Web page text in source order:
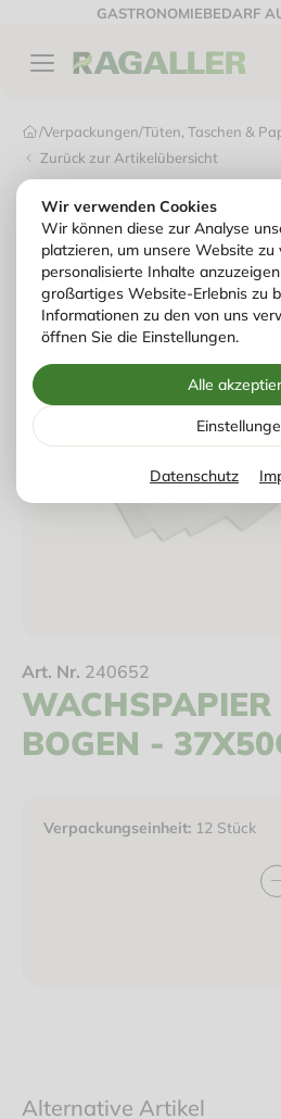
Wir verwenden Cookies
Wir können diese zur Analyse
platzieren, um unsere Website zu
personalisierte Inhalte
großartiges Website-Erlebnis zu
Informationen zu den von uns
öffnen Sie die Einstellungen.
Alle
Datenschutz
GASTRONOMIEBEDARF
/Verpackungen/Tüten, Taschen &
Zurück zur Artikelübersicht
Art. Nr. 240652
BOGEN -
Verpackungseinheit: 12 Stück
Alternative Artikel